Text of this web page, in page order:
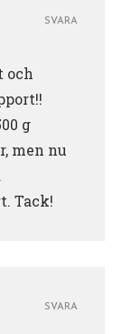
och
g
men nu
Tack!
SVARA
SVARA